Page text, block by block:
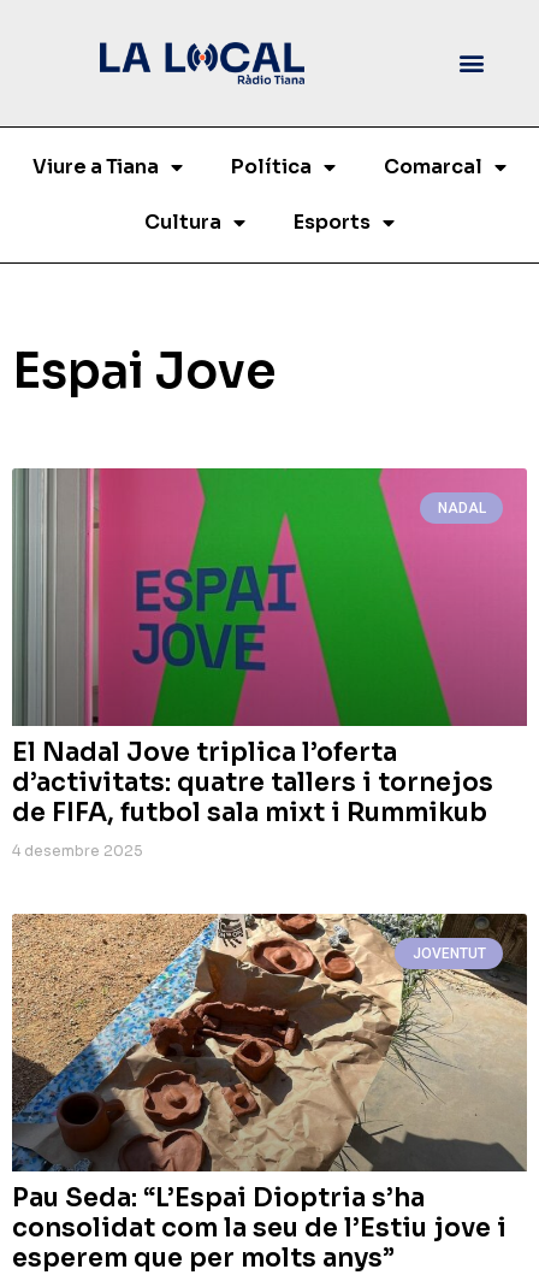
Viure a Tiana Política Comarcal
Cultura Esports
Espai Jove
NADAL
El Nadal Jove triplica l’oferta
d’activitats: quatre tallers i tornejos
de FIFA, futbol sala mixt i Rummikub
4 desembre 2025
JOVENTUT
Pau Seda: “L’Espai Dioptria s’ha
consolidat com la seu de l’Estiu jove i
esperem que per molts anys”